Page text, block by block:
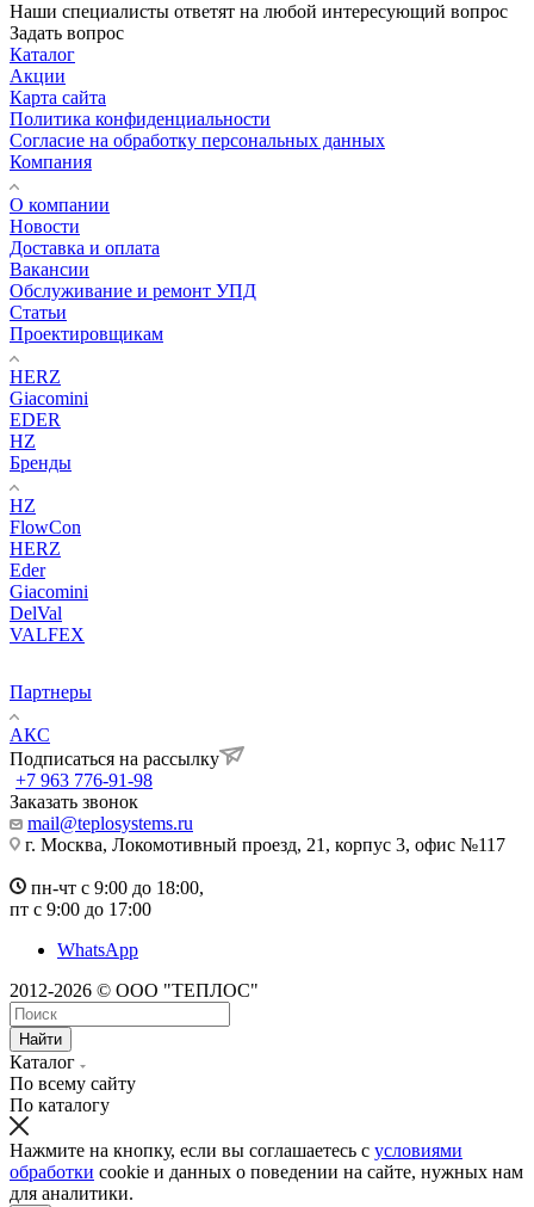
Наши специалисты ответят на любой интересующий вопрос
Задать вопрос
Каталог
Акции
Карта сайта
Политика конфиденциальности
Согласие на обработку персональных данных
Компания
О компании
Новости
Доставка и оплата
Вакансии
Обслуживание и ремонт УПД
Статьи
Проектировщикам
HERZ
Giacomini
EDER
HZ
Бренды
HZ
FlowCon
HERZ
Eder
Giacomini
DelVal
VALFEX
Партнеры
АКС
Подписаться на рассылку
+7 963 776-91-98
Заказать звонок
mail@teplosystems.ru
г. Москва, Локомотивный проезд, 21, корпус 3, офис №117
пн-чт с 9:00 до 18:00,
пт с 9:00 до 17:00
WhatsApp
2012-2026 © ООО "ТЕПЛОС"
Найти
Каталог
По всему сайту
По каталогу
Нажмите на кнопку, если вы соглашаетесь с условиями
обработки cookie и данных о поведении на сайте, нужных нам
для аналитики.